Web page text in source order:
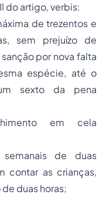
do artigo, verbis:
de trezentos e
sem prejuízo de
por nova falta
espécie, até o
sexto da pena
em cela
de duas
contar as crianças,
duas horas;